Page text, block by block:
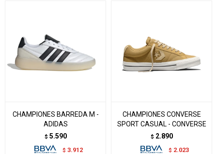
CHAMPIONES BARREDA M -
ADIDAS
$ 5.590
$ 3.912
CHAMPIONES CONVERSE
SPORT CASUAL - CONVERSE
$ 2.890
$ 2.023